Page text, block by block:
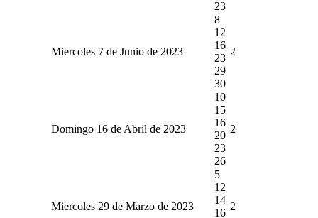
23
Miercoles 7 de Junio de 2023
8
12
16
23
29
30
2
Domingo 16 de Abril de 2023
10
15
16
20
23
26
2
Miercoles 29 de Marzo de 2023
5
12
14
16
2